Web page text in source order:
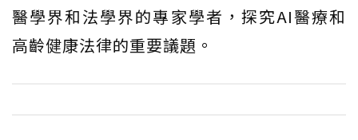
醫學界和法學界的專家學者，探究AI醫療和
高齡健康法律的重要議題。